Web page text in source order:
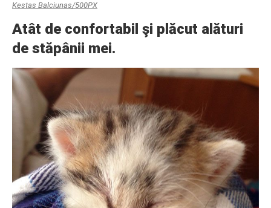
Kestas Balciunas/500PX
Atât de confortabil şi plăcut alături
de stăpânii mei.